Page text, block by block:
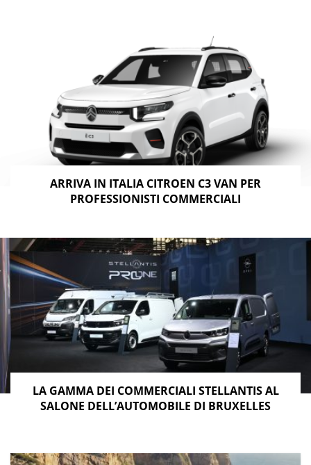
ARRIVA IN ITALIA CITROEN C3 VAN PER
PROFESSIONISTI COMMERCIALI
LA GAMMA DEI COMMERCIALI STELLANTIS AL
SALONE DELL’AUTOMOBILE DI BRUXELLES